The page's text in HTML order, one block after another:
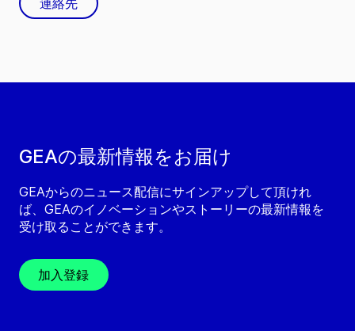
GEAの最新情報をお届け
GEAからのニュース配信にサインアップして頂けれ
ば、GEAのイノベーションやストーリーの最新情報を
受け取ることができます。
加入登録